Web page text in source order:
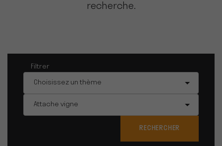
recherche.
Filtrer
Choisissez un thème
Attache vigne
RECHERCHER